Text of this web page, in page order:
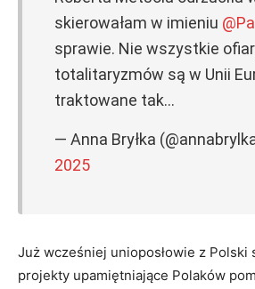
skierowałam w imieniu
sprawie. Nie wszystkie
totalitaryzmów są w Unii
traktowane tak…
— Anna Bryłka
2025
Już wcześniej unioposłowie z Polski
projekty upamiętniające Polaków